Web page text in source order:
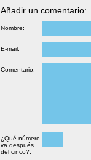
Añadir un comentario:
Nombre:
E-mail:
Comentario:
¿Qué número
va después
del cinco?: